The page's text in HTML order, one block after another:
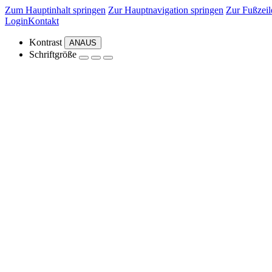
Zum Hauptinhalt springen Zur Hauptnavigation springen Zur
LoginKontakt
Kontrast ANAUS
Schriftgröße